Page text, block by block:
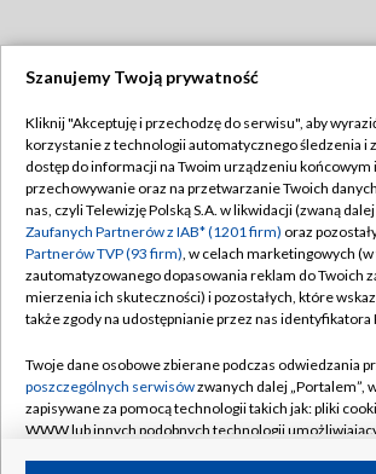
TVP
Abonament TVP
Emisja w TVP
Centrum informacji TVP
Naziemna Telewizja Cyfrowa
Rada Programowa
System NOS
Informacje o nadawcy
Regulamin TVP
Polityka prywatności
Moje zgody
Pomoc
Kontakt
Kanały
Szanujemy Twoją prywatność
Kliknij "Akceptuję i przechodzę do serwisu", aby
korzystanie z technologii automatycznego śledzenia i
dostęp do informacji na Twoim urządzeniu końcowym
przechowywanie oraz na przetwarzanie Twoich
nas, czyli Telewizję Polską S.A. w likwidacji (zwaną
Zaufanych Partnerów z IAB* (1201 firm) oraz
Partnerów TVP (93 firm), w celach marketingowych
zautomatyzowanego dopasowania reklam do Twoich
mierzenia ich skuteczności) i pozostałych, które
także zgody na udostępnianie przez nas identyfikatora
Twoje dane osobowe zbierane podczas odwiedzania
poszczególnych serwisówzwanych dalej „Portalem”,
zapisywane za pomocą technologii takich jak: pliki
WWW lub innych podobnych technologii